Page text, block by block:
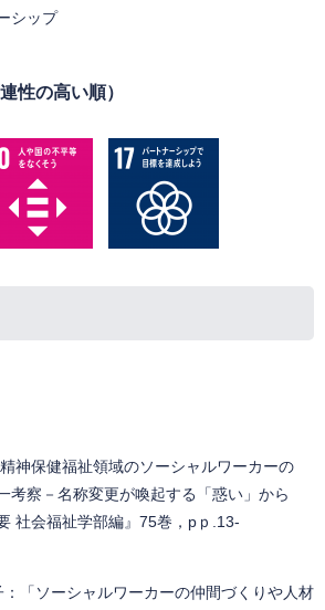
シップ
性の高い順）
神保健福祉領域のソーシャルワーカーの
考察－名称変更が喚起する「惑い」から
社会福祉学部編』75巻，pｐ.13-
：「ソーシャルワーカーの仲間づくりや人材